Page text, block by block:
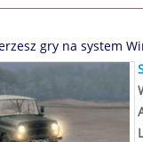
gry na system